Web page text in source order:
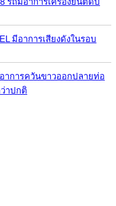
มีอาการเสียงดังในรอบ
าการควันขาวออกปลายท่อ
าปกติ